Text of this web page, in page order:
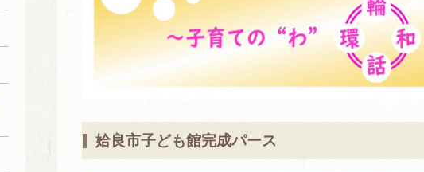
姶良市子ども館完成パース